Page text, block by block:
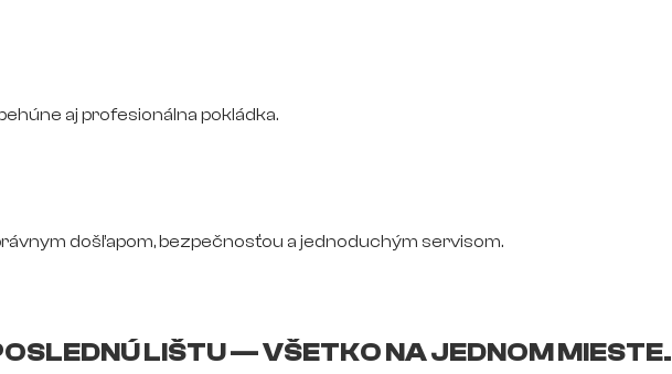
aj profesionálna pokládka.
došľapom, bezpečnosťou a jednoduchým servisom.
LIŠTU — VŠETKO NA JEDNOM MIESTE.